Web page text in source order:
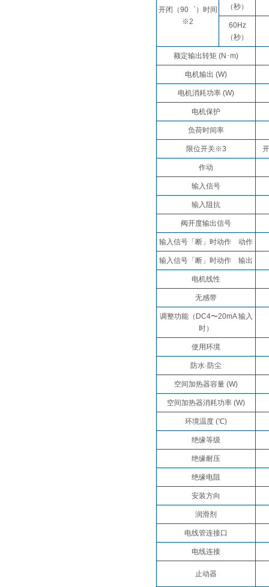
开闭（90゜）时间
※2
（秒）
60Hz
（秒）
额定输出转矩 (N･m)
电机输出 (W)
电机消耗功率 (W)
电机保护
负荷时间率
限位开关※3
作动
输入信号
输入阻抗
阀开度输出信号
输入信号「断」时动作 动作
输入信号「断」时动作 输出
电机线性
无感带
调整功能（DC4〜20mA 输入
时）
使用环境
防水·防尘
空间加热器容量 (W)
空间加热器消耗功率 (W)
环境温度 (℃)
绝缘等级
绝缘耐压
绝缘电阻
安装方向
润滑剂
电线管连接口
电线连接
止动器